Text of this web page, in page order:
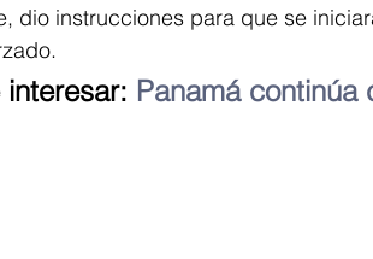
dio instrucciones para que se
Panamá